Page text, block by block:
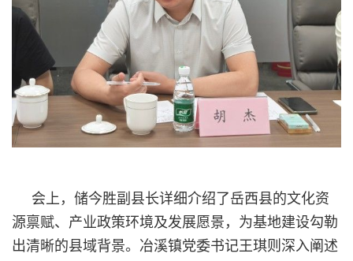
会上，储今胜副县长详细介绍了岳西县的文化资
源禀赋、产业政策环境及发展愿景，为基地建设勾勒
出清晰的县域背景。冶溪镇党委书记王琪则深入阐述